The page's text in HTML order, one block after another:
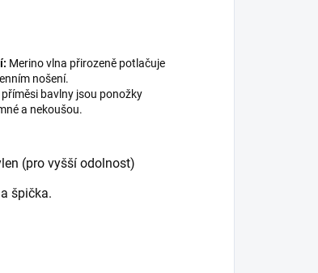
Merino vlna přirozeně potlačuje
nošení.
příměsi bavlny jsou ponožky
a nekoušou.
(pro vyšší odolnost)
špička.